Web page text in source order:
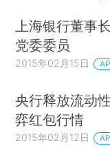
上海银行董事
党委委员
2015年02月15日
央行释放流动
弈红包行情
2015年02月12日